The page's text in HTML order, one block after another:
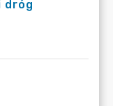
dróg